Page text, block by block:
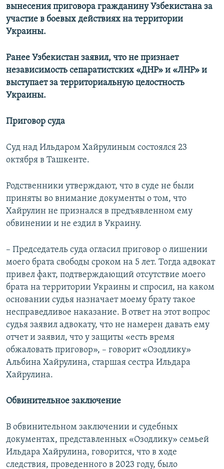
вынесения приговора гражданину Узбекистана за
участие в боевых действиях на территории
Украины.
Ранее Узбекистан заявил, что не признает
независимость сепаратистских «ДНР» и «ЛНР» и
выступает за территориальную целостность
Украины.
Приговор суда
Суд над Ильдаром Хайрулиным состоялся 23
октября в Ташкенте.
Родственники утверждают, что в суде не были
приняты во внимание документы о том, что
Хайрулин не признался в предъявленном ему
обвинении и не ездил в Украину.
– Председатель суда огласил приговор о лишении
моего брата свободы сроком на 5 лет. Тогда адвокат
привел факт, подтверждающий отсутствие моего
брата на территории Украины и спросил, на каком
основании судья назначает моему брату такое
несправедливое наказание. В ответ на этот вопрос
судья заявил адвокату, что не намерен давать ему
отчет и заявил, что у защиты «есть время
обжаловать приговор», – говорит «Озодлику»
Альбина Хайрулина, старшая сестра Ильдара
Хайрулина.
Обвинительное заключение
В обвинительном заключении и судебных
документах, представленных «Озодлику» семьей
Ильдара Хайрулина, говорится, что в ходе
следствия, проведенного в 2023 году, было